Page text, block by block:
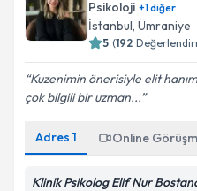
Psikoloji +1diğer
İstanbul, Ümraniye
5 (192
Kuzenimin önerisiyle elit
çok bilgili bir uzman...
Adres 1 Online
Klinik Psikolog Elif Nur